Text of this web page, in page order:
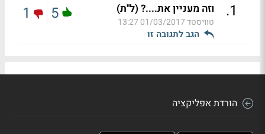
1
. וזה מעניין את....? (ל"ת)
טוויסטד01/03/2017 13:27
הגב לתגובה זו
5
1
הורדת אפליקציה